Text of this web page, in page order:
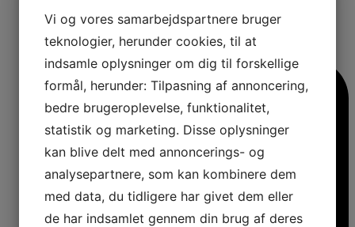
Comments:
Vi og vores samarbejdspartnere bruger
teknologier, herunder cookies, til at
indsamle oplysninger om dig til forskellige
formål, herunder: Tilpasning af annoncering,
bedre brugeroplevelse, funktionalitet,
statistik og marketing. Disse oplysninger
kan blive delt med annoncerings- og
analysepartnere, som kan kombinere dem
med data, du tidligere har givet dem eller
de har indsamlet gennem din brug af deres